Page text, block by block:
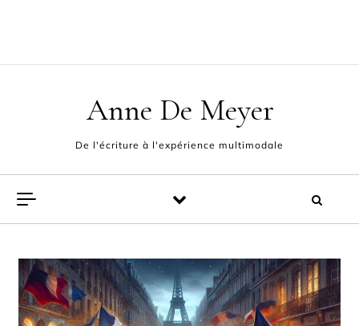
Anne De Meyer
De l'écriture à l'expérience multimodale